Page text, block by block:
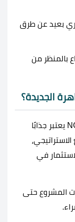
بعيد عن طرق
بالمنظر من
الجديدة؟
الاستثمار في NOI Compound New Cairo يعتبر جذابًا
في
المشروع حتى